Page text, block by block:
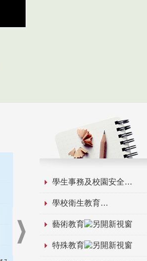
學生事務及校園安全
學校衛生教育
藝術教育
特殊教育